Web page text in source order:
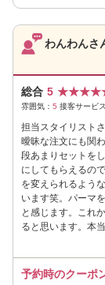
わんわんさ
総合 5 ★★★★
雰囲気： 5 接客サービ
担当スタイリスト
曖昧な注文にも関
段あまりセットを
にしてもらえるの
を変えられるよう
います笑。パーマ
と感じます。これ
ると思います。本
予約時のクーポ